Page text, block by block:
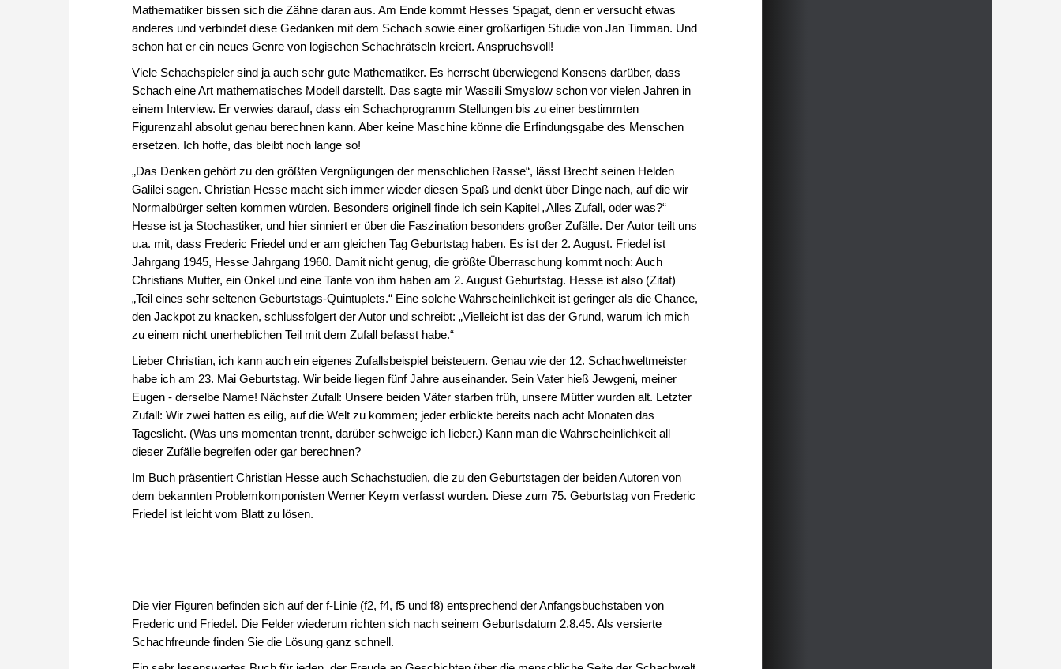
Mathematiker bissen sich die Zähne daran aus. Am Ende kommt Hesses Spagat, denn er versucht etwas
anderes und verbindet diese Gedanken mit dem Schach sowie einer großartigen Studie von Jan Timman. Und
schon hat er ein neues Genre von logischen Schachrätseln kreiert. Anspruchsvoll!
Viele Schachspieler sind ja auch sehr gute Mathematiker. Es herrscht überwiegend Konsens darüber, dass
Schach eine Art mathematisches Modell darstellt. Das sagte mir Wassili Smyslow schon vor vielen Jahren in
einem Interview. Er verwies darauf, dass ein Schachprogramm Stellungen bis zu einer bestimmten
Figurenzahl absolut genau berechnen kann. Aber keine Maschine könne die Erfindungsgabe des Menschen
ersetzen. Ich hoffe, das bleibt noch lange so!
„Das Denken gehört zu den größten Vergnügungen der menschlichen Rasse“, lässt Brecht seinen Helden
Galilei sagen. Christian Hesse macht sich immer wieder diesen Spaß und denkt über Dinge nach, auf die wir
Normalbürger selten kommen würden. Besonders originell finde ich sein Kapitel „Alles Zufall, oder was?“
Hesse ist ja Stochastiker, und hier sinniert er über die Faszination besonders großer Zufälle. Der Autor teilt uns
u.a. mit, dass Frederic Friedel und er am gleichen Tag Geburtstag haben. Es ist der 2. August. Friedel ist
Jahrgang 1945, Hesse Jahrgang 1960. Damit nicht genug, die größte Überraschung kommt noch: Auch
Christians Mutter, ein Onkel und eine Tante von ihm haben am 2. August Geburtstag. Hesse ist also (Zitat)
„Teil eines sehr seltenen Geburtstags-Quintuplets.“ Eine solche Wahrscheinlichkeit ist geringer als die Chance,
den Jackpot zu knacken, schlussfolgert der Autor und schreibt: „Vielleicht ist das der Grund, warum ich mich
zu einem nicht unerheblichen Teil mit dem Zufall befasst habe.“
Lieber Christian, ich kann auch ein eigenes Zufallsbeispiel beisteuern. Genau wie der 12. Schachweltmeister
habe ich am 23. Mai Geburtstag. Wir beide liegen fünf Jahre auseinander. Sein Vater hieß Jewgeni, meiner
Eugen - derselbe Name! Nächster Zufall: Unsere beiden Väter starben früh, unsere Mütter wurden alt. Letzter
Zufall: Wir zwei hatten es eilig, auf die Welt zu kommen; jeder erblickte bereits nach acht Monaten das
Tageslicht. (Was uns momentan trennt, darüber schweige ich lieber.) Kann man die Wahrscheinlichkeit all
dieser Zufälle begreifen oder gar berechnen?
Im Buch präsentiert Christian Hesse auch Schachstudien, die zu den Geburtstagen der beiden Autoren von
dem bekannten Problemkomponisten Werner Keym verfasst wurden. Diese zum 75. Geburtstag von Frederic
Friedel ist leicht vom Blatt zu lösen.
Die vier Figuren befinden sich auf der f-Linie (f2, f4, f5 und f8) entsprechend der Anfangsbuchstaben von
Frederic und Friedel. Die Felder wiederum richten sich nach seinem Geburtsdatum 2.8.45. Als versierte
Schachfreunde finden Sie die Lösung ganz schnell.